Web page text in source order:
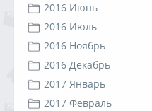
2016 Июнь
2016 Июль
2016 Ноябрь
2016 Декабрь
2017 Январь
2017 Февраль